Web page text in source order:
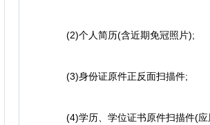
(2)个人简历(含近期免冠照片);
(3)身份证原件正反面扫描件;
(4)学历、学位证书原件扫描件(应